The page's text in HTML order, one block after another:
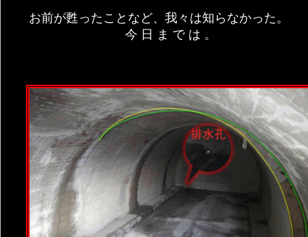
お前が甦ったことなど、我々は知らなかった
今 日 ま で は 。